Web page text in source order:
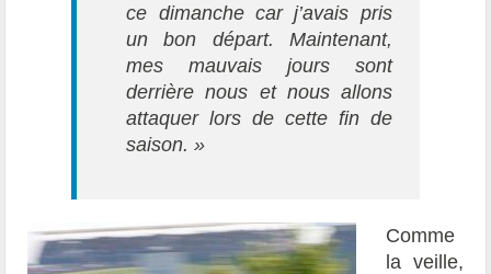
ce dimanche car j’avais pris
un bon départ. Maintenant,
mes mauvais jours sont
derrière nous et nous allons
attaquer lors de cette fin de
saison. »
Comme
la veille,